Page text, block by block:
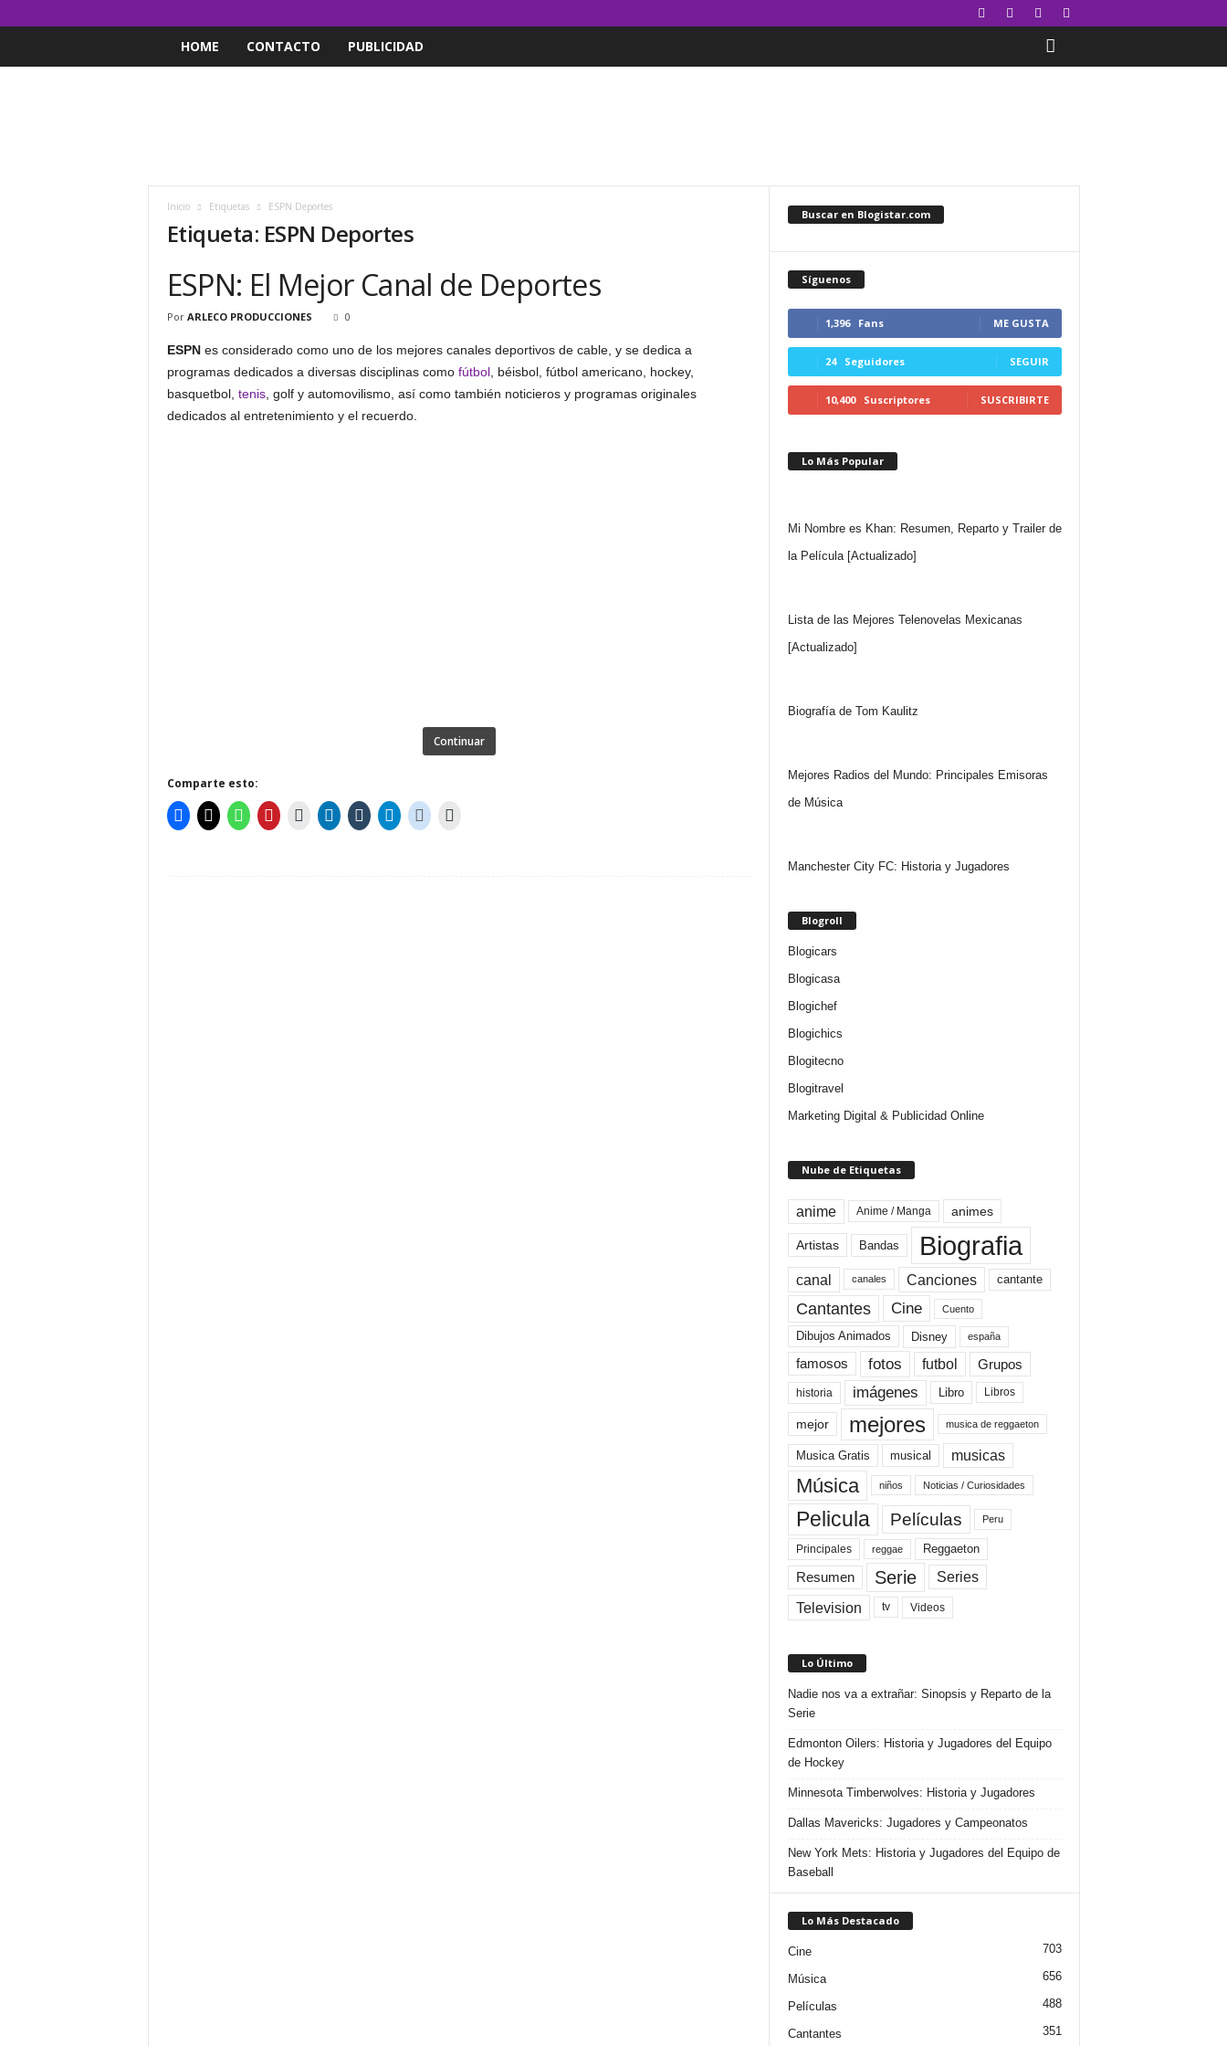
HOME CONTACTO PUBLICIDAD
Inicio Etiquetas ESPN Deportes
Etiqueta: ESPN Deportes
ESPN: El Mejor Canal de Deportes
Por ARLECO PRODUCCIONES 0
ESPNes considerado como uno de los mejores canales deportivos de cable, y se dedica a
programas dedicados a diversas disciplinas como fútbol, béisbol, fútbol americano, hockey,
basquetbol, tenis, golf y automovilismo, así como también noticieros y programas originales
dedicados al entretenimiento y el recuerdo.
Continuar
Comparte esto:
Buscar en Blogistar.com
Síguenos
1,396 Fans ME GUSTA
24 Seguidores SEGUIR
10,400 Suscriptores SUSCRIBIRTE
Lo Más Popular
Mi Nombre es Khan: Resumen, Reparto y Trailer de
la Película [Actualizado]
Lista de las Mejores Telenovelas Mexicanas
[Actualizado]
Biografía de Tom Kaulitz
Mejores Radios del Mundo: Principales Emisoras
de Música
Manchester City FC: Historia y Jugadores
Blogroll
Blogicars
Blogicasa
Blogichef
Blogichics
Blogitecno
Blogitravel
Marketing Digital & Publicidad Online
Nube de Etiquetas
anime Anime / Manga animes
Artistas Bandas Biografia
canal canales Canciones cantante
Cantantes Cine Cuento
Dibujos Animados Disney españa
famosos fotos futbol Grupos
historia imágenes Libro Libros
mejor mejores musica de reggaeton
Musica Gratis musical musicas
Música niños Noticias / Curiosidades
Pelicula Películas Peru
Principales reggae Reggaeton
Resumen Serie Series
Television tv Videos
Lo Último
Nadie nos va a extrañar: Sinopsis y Reparto de la
Serie
Edmonton Oilers: Historia y Jugadores del Equipo
de Hockey
Minnesota Timberwolves: Historia y Jugadores
Dallas Mavericks: Jugadores y Campeonatos
New York Mets: Historia y Jugadores del Equipo de
Baseball
Lo Más Destacado
Cine 703
Música 656
Películas 488
Cantantes 351